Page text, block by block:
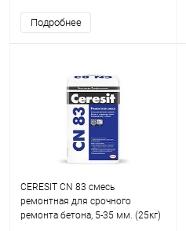
Подробнее
CERESIT CN 83 смесь
ремонтная для срочного
ремонта бетона, 5-35 мм. (25кг)